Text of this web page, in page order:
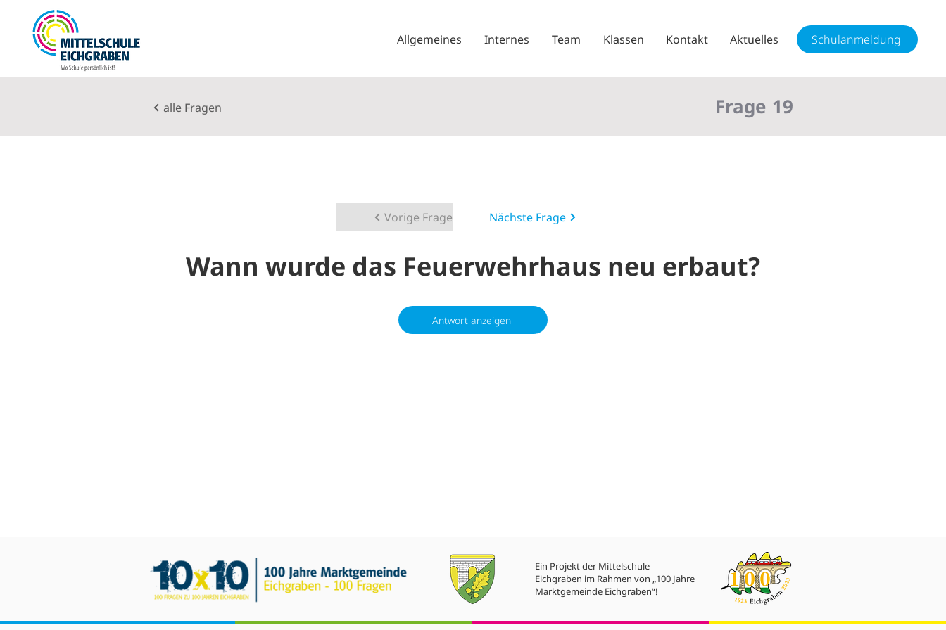
Allgemeines Internes Team Klassen Kontakt Aktuelles Schulanmeldung
alle Fragen Frage 19
Vorige Frage Nächste Frage
Wann wurde das Feuerwehrhaus neu erbaut?
Antwort anzeigen
Ein Projekt der Mittelschule
Eichgraben im Rahmen von „100 Jahre
Marktgemeinde Eichgraben“!